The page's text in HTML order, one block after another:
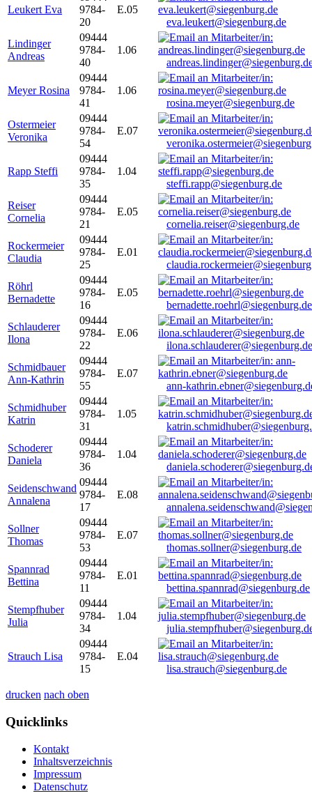
Leukert Eva
9784-
20
E.05
eva.leukert@siegenburg.de
Lindinger
Andreas
09444
9784-
40
1.06
Meyer Rosina
09444
9784-
41
1.06
rosina.meyer@siegenburg.de
Ostermeier
Veronika
09444
9784-
54
E.07
Rapp Steffi
09444
9784-
35
1.04
steffi.rapp@siegenburg.de
Reiser
Cornelia
09444
9784-
21
E.05
cornelia.reiser@siegenburg.de
Rockermeier
Claudia
09444
9784-
25
E.01
Röhrl
Bernadette
09444
9784-
16
E.05
bernadette.roehrl@siegenburg.de
Schlauderer
Ilona
09444
9784-
22
E.06
ilona.schlauderer@siegenburg.de
Schmidbauer
Ann-Kathrin
09444
9784-
55
E.07
ann-
Schmidhuber
Katrin
09444
9784-
31
1.05
Schoderer
Daniela
09444
9784-
36
1.04
Seidenschwand
Annalena
09444
9784-
17
E.08
Sollner
Thomas
09444
9784-
53
E.07
thomas.sollner@siegenburg.de
Spannrad
Bettina
09444
9784-
11
E.01
bettina.spannrad@siegenburg.de
Stempfhuber
Julia
09444
9784-
34
1.04
Strauch Lisa
09444
9784-
15
E.04
lisa.strauch@siegenburg.de
drucken nach oben
Quicklinks
Kontakt
Inhaltsverzeichnis
Impressum
Datenschutz